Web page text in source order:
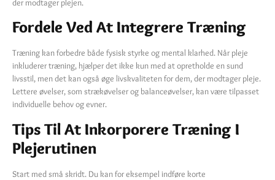
der modtager plejen.
Fordele Ved At Integrere Træning
Træning kan forbedre både fysisk styrke og mental klarhed. Når pleje
inkluderer træning, hjælper det ikke kun med at opretholde en sund
livsstil, men det kan også øge livskvaliteten for dem, der modtager pleje.
Lettere øvelser, som strækøvelser og balanceøvelser, kan være tilpasset
individuelle behov og evner.
Tips Til At Inkorporere Træning I
Plejerutinen
Start med små skridt. Du kan for eksempel indføre korte